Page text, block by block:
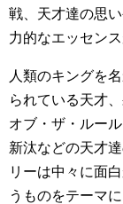
戦、天才達の思
力的なエッセン
人類のキングを
られている天才
オブ・ザ・ルー
新汰などの天才
リーは中々に面
うものをテーマ